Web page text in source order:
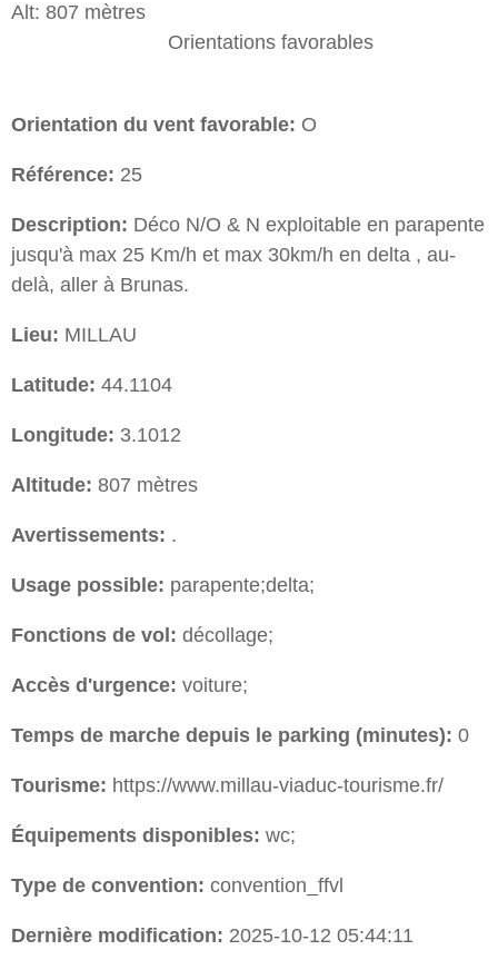
Alt: 807 mètres
Orientations favorables
Orientation du vent favorable: O
Référence: 25
Description: Déco N/O & N exploitable en parapente
jusqu'à max 25 Km/h et max 30km/h en delta , au-
delà, aller à Brunas.
Lieu: MILLAU
Latitude: 44.1104
Longitude: 3.1012
Altitude: 807 mètres
Avertissements: .
Usage possible: parapente;delta;
Fonctions de vol: décollage;
Accès d'urgence: voiture;
Temps de marche depuis le parking (minutes): 0
Tourisme: https://www.millau-viaduc-tourisme.fr/
Équipements disponibles: wc;
Type de convention: convention_ffvl
Dernière modification: 2025-10-12 05:44:11